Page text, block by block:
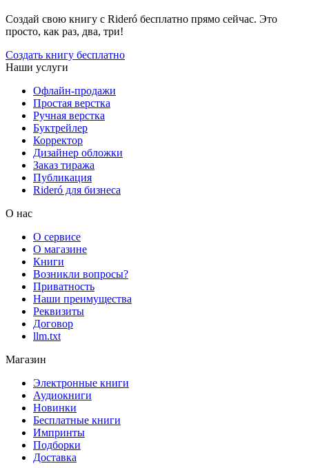
Создай свою книгу с Rideró бесплатно прямо сейчас. Это
просто, как раз, два, три!
Создать книгу бесплатно
Наши услуги
Офлайн-продажи
Простая верстка
Ручная верстка
Буктрейлер
Корректор
Дизайнер обложки
Заказ тиража
Публикация
Rideró для бизнеса
О нас
О сервисе
О магазине
Книги
Возникли вопросы?
Приватность
Наши преимущества
Реквизиты
Договор
llm.txt
Магазин
Электронные книги
Аудиокниги
Новинки
Бесплатные книги
Импринты
Подборки
Доставка